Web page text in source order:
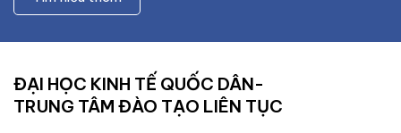
ĐẠI HỌC KINH TẾ QUỐC DÂN-
TRUNG TÂM ĐÀO TẠO LIÊN TỤC